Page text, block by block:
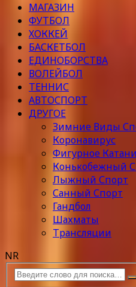
МАГАЗИН
ФУТБОЛ
ХОККЕЙ
БАСКЕТБОЛ
ЕДИНОБОРСТВА
ВОЛЕЙБОЛ
ТЕННИС
АВТОСПОРТ
ДРУГОЕ
Зимние Виды
Коронавирус
Фигурное
Конькобежный
Лыжный Спорт
Санный Спорт
Гандбол
Шахматы
Трансляции
NR